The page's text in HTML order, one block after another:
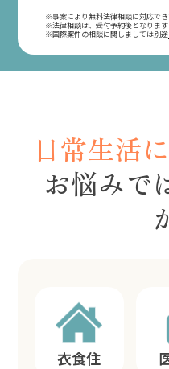
※事案により無料法律相談に対応でき
※法律相談は、受付予約後となります
※国際案件の相談に関しましては別途
日常生活
お悩みで
衣食住